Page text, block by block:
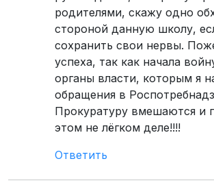
родителями, скажу одно
стороной данную школу,
сохранить свои нервы.
успеха, так как начала
органы власти, которым я
обращения в
Прокуратуру вмешаются и
этом не лёгком деле!!!!
Ответить